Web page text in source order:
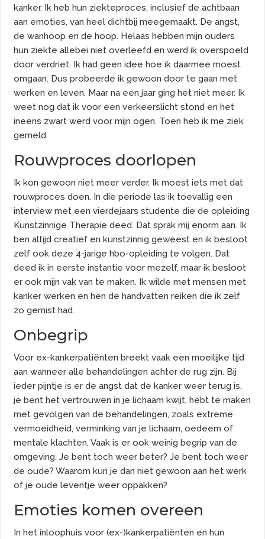
kanker. Ik heb hun ziekteproces, inclusief de achtbaan
aan emoties, van heel dichtbij meegemaakt. De angst,
de wanhoop en de hoop. Helaas hebben mijn ouders
hun ziekte allebei niet overleefd en werd ik overspoeld
door verdriet. Ik had geen idee hoe ik daarmee moest
omgaan. Dus probeerde ik gewoon door te gaan met
werken en leven. Maar na een jaar ging het niet meer. Ik
weet nog dat ik voor een verkeerslicht stond en het
ineens zwart werd voor mijn ogen. Toen heb ik me ziek
gemeld.
Rouwproces doorlopen
Ik kon gewoon niet meer verder. Ik moest iets met dat
rouwproces doen. In die periode las ik toevallig een
interview met een vierdejaars studente die de opleiding
Kunstzinnige Therapie deed. Dat sprak mij enorm aan. Ik
ben altijd creatief en kunstzinnig geweest en ik besloot
zelf ook deze 4-jarige hbo-opleiding te volgen. Dat
deed ik in eerste instantie voor mezelf, maar ik besloot
er ook mijn vak van te maken. Ik wilde met mensen met
kanker werken en hen de handvatten reiken die ik zelf
zo gemist had.
Onbegrip
Voor ex-kankerpatiënten breekt vaak een moeilijke tijd
aan wanneer alle behandelingen achter de rug zijn. Bij
ieder pijntje is er de angst dat de kanker weer terug is,
je bent het vertrouwen in je lichaam kwijt, hebt te maken
met gevolgen van de behandelingen, zoals extreme
vermoeidheid, verminking van je lichaam, oedeem of
mentale klachten. Vaak is er ook weinig begrip van de
omgeving. Je bent toch weer beter? Je bent toch weer
de oude? Waarom kun je dan niet gewoon aan het werk
of je oude leventje weer oppakken?
Emoties komen overeen
In het inloophuis voor (ex-)kankerpatiënten en hun